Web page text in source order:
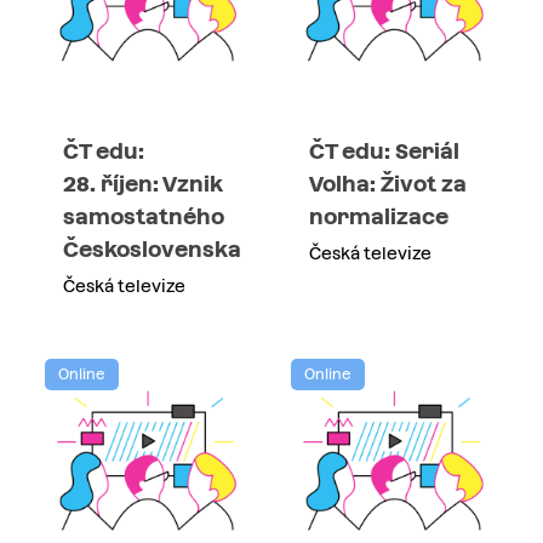
ČT edu:
28. říjen: Vznik
samostatného
Československa
Česká televize
ČT edu: Seriál
Volha: Život za
normalizace
Česká televize
Online Online